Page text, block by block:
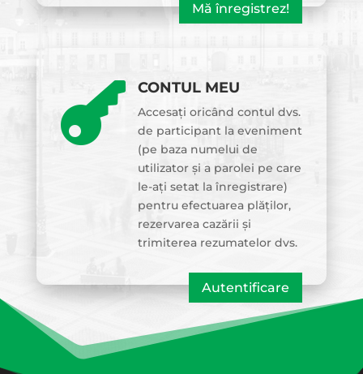
Mă înregistrez!
 CONTUL MEU
Accesați oricând contul dvs.
de participant la eveniment
(pe baza numelui de
utilizator și a parolei pe care
le-ați setat la înregistrare)
pentru efectuarea plăților,
rezervarea cazării și
trimiterea rezumatelor dvs.
Autentificare